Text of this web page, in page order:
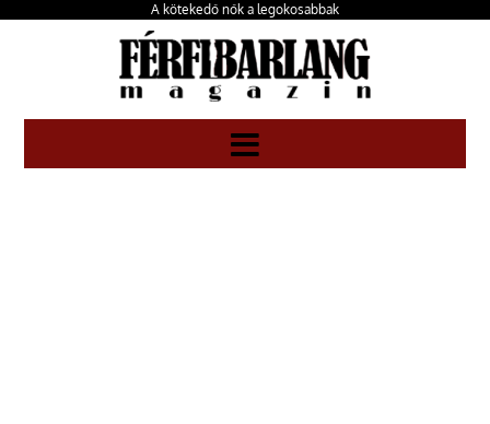
A kötekedő nők a legokosabbak